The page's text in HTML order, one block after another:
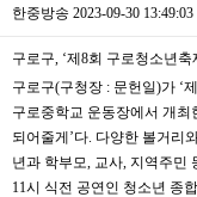
한중방송 2023-09-30 13:49:03
구로구, ‘제8회 구로청소년축
구로구(구청장 : 문헌일)가 ‘
구로중학교 운동장에서 개최
되어줄게’다. 다양한 볼거리
년과 학부모, 교사, 지역주민
11시 식전 공연인 청소년 종